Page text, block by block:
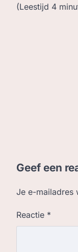
(Leestijd 4
Geef een
Je e-mailadres
Reactie *